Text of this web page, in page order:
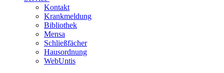
Kontakt
Krankmeldung
Bibliothek
Mensa
Schließfächer
Hausordnung
WebUntis